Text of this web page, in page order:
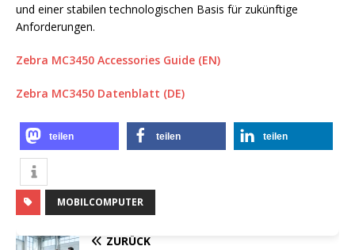
und einer stabilen technologischen Basis für zukünftige
Anforderungen.
Zebra MC3450 Accessories Guide (EN)
Zebra MC3450 Datenblatt (DE)
teilen teilen teilen
MOBILCOMPUTER
ZURÜCK